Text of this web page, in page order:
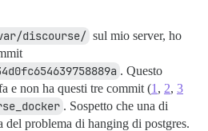
discourse/ sul mio server, ho
. Questo
e non ha questi tre commit (1 , 2, 3
. Sospetto che una di
del problema di hanging di postgres.